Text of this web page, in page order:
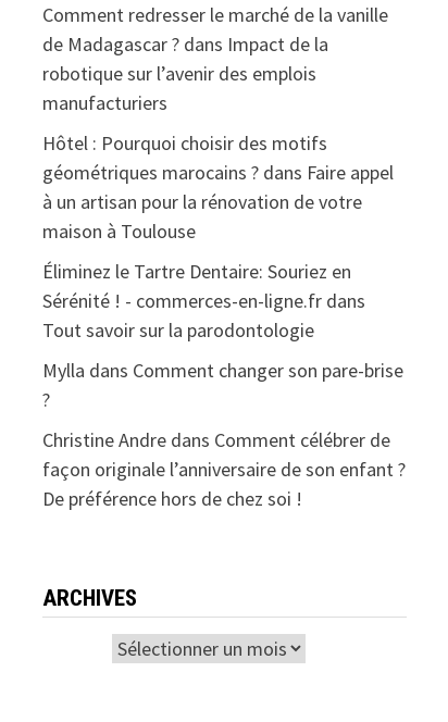
Comment redresser le marché de la vanille
de Madagascar ?dans Impact de la
robotique sur l’avenir des emplois
manufacturiers
Hôtel : Pourquoi choisir des motifs
géométriques marocains ?dans Faire appel
à un artisan pour la rénovation de votre
maison à Toulouse
Éliminez le Tartre Dentaire: Souriez en
Sérénité ! - commerces-en-ligne.frdans
Tout savoir sur la parodontologie
Mylla dans Comment changer son pare-brise
?
Christine Andredans Comment célébrer de
façon originale l’anniversaire de son enfant ?
De préférence hors de chez soi !
ARCHIVES